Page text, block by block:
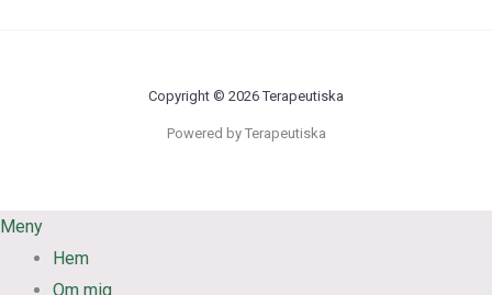
Copyright © 2026 Terapeutiska
Powered by Terapeutiska
Meny
Hem
Om mig